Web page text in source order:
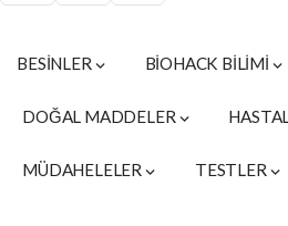
BESİNLER BİOHACK BİLİMİ
DOĞAL MADDELER
MÜDAHELELER TESTLER